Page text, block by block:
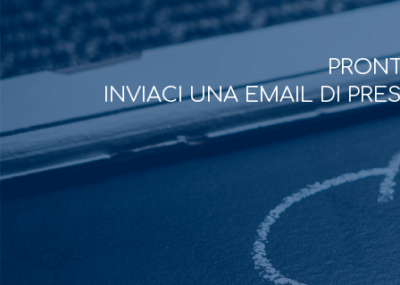
INVIACI UNA EMAIL DI